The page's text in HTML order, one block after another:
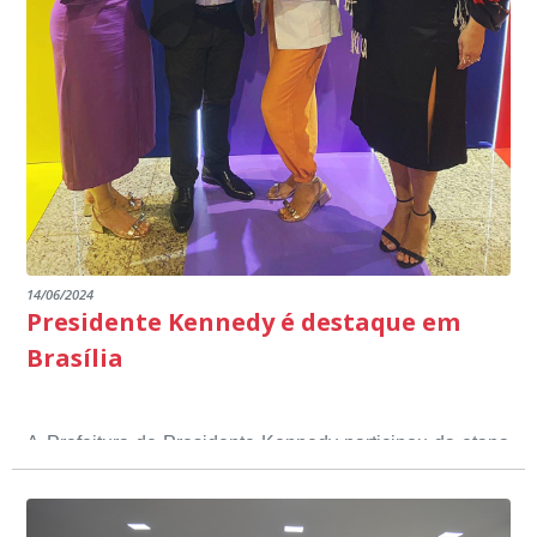
14/06/2024
Presidente Kennedy é destaque em
Brasília
A Prefeitura de Presidente Kennedy participou da etapa
nacional do 12º Prêmio Sebrae Prefeitura
Empreendedora, que visou valorizar e destacar o papel